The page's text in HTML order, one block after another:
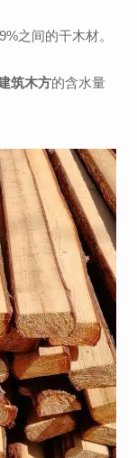
之间的干木材。
筑木方的含水量